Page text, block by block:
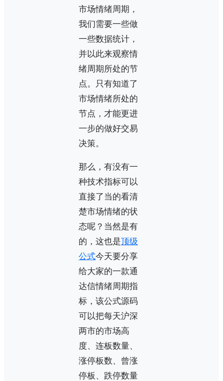
市场情绪周期，
我们需要一些做
一些数据统计，
并以此来观察情
绪周期所处的节
点。只有知道了
市场情绪所处的
节点，才能更进
一步的做好交易
决策。
那么，有没有一
种技术指标可以
直接了当的看清
楚市场情绪的状
态呢？当然是有
的，这也是顶级
公式今天要分享
给大家的一款通
达信情绪周期指
标，该公式源码
可以把每天沪深
两市的​市场高
度、连板数量、
涨停板数、曾涨
停板、跌停数量